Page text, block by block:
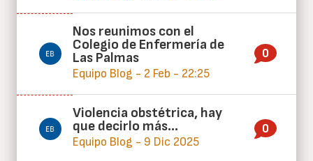
Nos reunimos con el
Colegio de Enfermería de
Las Palmas
Equipo Blog - 2 Feb - 22:25
0
Violencia obstétrica, hay
que decirlo más…
Equipo Blog - 9 Dic 2025
0